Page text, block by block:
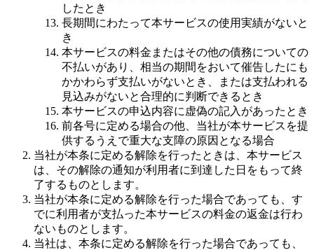
したとき
長期間にわたって本サービスの使用実績がないと
き
本サービスの料金またはその他の債務についての
不払いがあり、相当の期間をおいて催告したにも
かかわらず支払いがないとき、または支払われる
見込みがないと合理的に判断できるとき
本サービスの申込内容に虚偽の記入があったとき
前各号に定める場合の他、当社が本サービスを提
供するうえで重大な支障の原因となる場合
当社が本条に定める解除を行ったときは、本サービス
は、その解除の通知が利用者に到達した日をもって終
了するものとします。
当社が本条に定める解除を行った場合であっても、す
でに利用者が支払った本サービスの料金の返金は行わ
ないものとします。
当社は、本条に定める解除を行った場合であっても、